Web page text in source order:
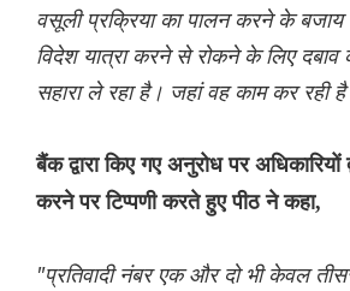
वसूली प्रक्रिया का पालन करने के बजाय
विदेश यात्रा करने से रोकने के लिए दबाव
सहारा ले रहा है। जहां वह काम कर रही
बैंक द्वारा किए गए अनुरोध पर अधिकारियों
करने पर टिप्पणी करते हुए पीठ ने कहा,
"प्रतिवादी नंबर एक और दो भी केवल तीसरे